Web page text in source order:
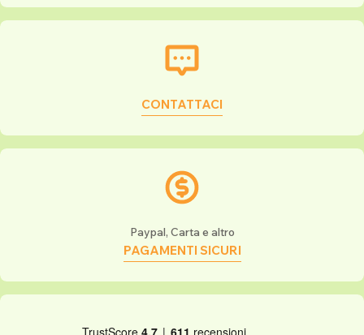
CONTATTACI
Paypal, Carta e altro
PAGAMENTI SICURI